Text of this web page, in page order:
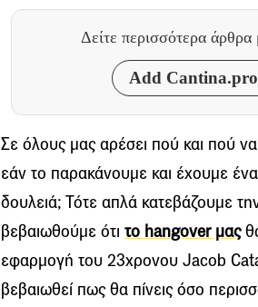
Δείτε περισσότερα άρθρα
Add
Σε όλους μας αρέσει πού και πού να
εάν το παρακάνουμε και έχουμε
δουλειά; Τότε απλά κατεβάζουμε
βεβαιωθούμε ότι το hangover μας
εφαρμογή του 23χρονου Jacob
βεβαιωθεί πως θα πίνεις όσο